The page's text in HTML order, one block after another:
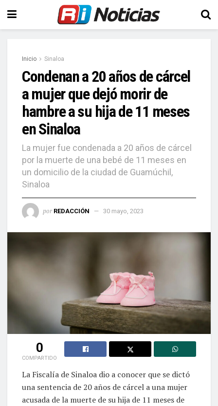
Inicio Sinaloa
Condenan a 20 años de cárcel
a mujer que dejó morir de
hambre a su hija de 11 meses
en Sinaloa
La mujer fue condenada a 20 años de cárcel
por la muerte de una bebé de 11 meses en
un domicilio de la ciudad de Guamúchil,
Sinaloa
por REDACCIÓN 30 mayo, 2023
0
COMPARTIDO
La Fiscalía de Sinaloa dio a conocer que se dictó
una sentencia de 20 años de cárcel a una mujer
acusada de la muerte de su hija de 11 meses de